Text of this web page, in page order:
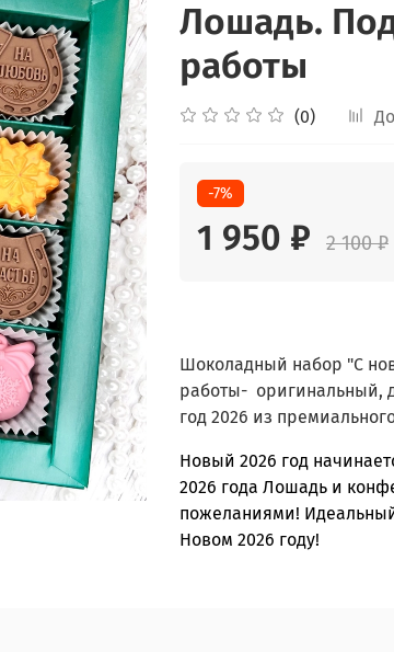
Лошадь.
работы
(0)
-7%
1 950 ₽ 2 100 ₽
Шоколадный набор "С
работы- оригинальный,
год 2026 из
Новый 2026 год
2026 года Лошадь и
пожеланиями!
Новом 2026 году!